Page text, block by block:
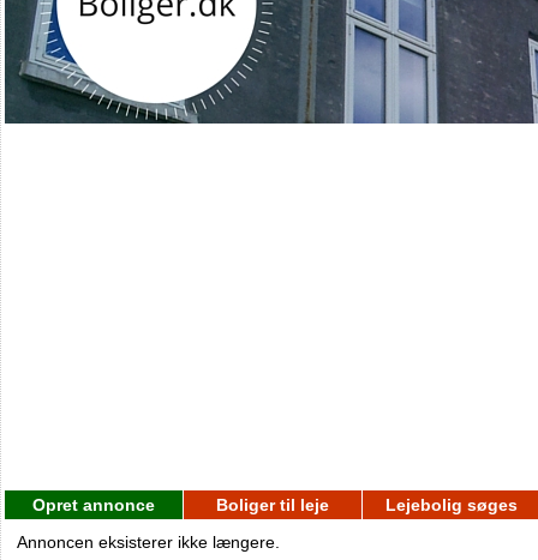
Opret annonce Boliger til leje
Lejebolig søges
Annoncen eksisterer ikke længere.